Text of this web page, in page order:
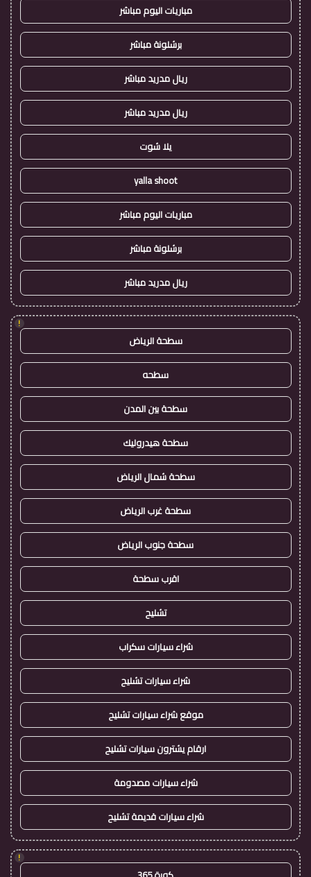
مباريات اليوم مباشر
برشلونة مباشر
ريال مدريد مباشر
ريال مدريد مباشر
يلا شوت
yalla shoot
مباريات اليوم مباشر
برشلونة مباشر
ريال مدريد مباشر
!
سطحة الرياض
سطحه
سطحة بين المدن
سطحة هيدروليك
سطحة شمال الرياض
سطحة غرب الرياض
سطحة جنوب الرياض
اقرب سطحة
تشليح
شراء سيارات سكراب
شراء سيارات تشليح
موقع شراء سيارات تشليح
ارقام يشترون سيارات تشليح
شراء سيارات مصدومة
شراء سيارات قديمة تشليح
!